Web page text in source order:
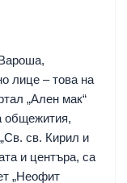
лице – това на
„Ален мак“
общежития,
св. Кирил и
и центъра, са
„Неофит